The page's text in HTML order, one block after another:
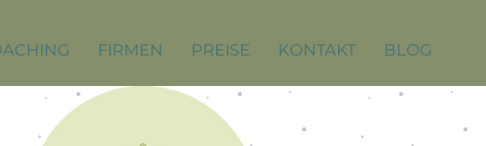
FIRMEN PREISE KONTAKT BLOG